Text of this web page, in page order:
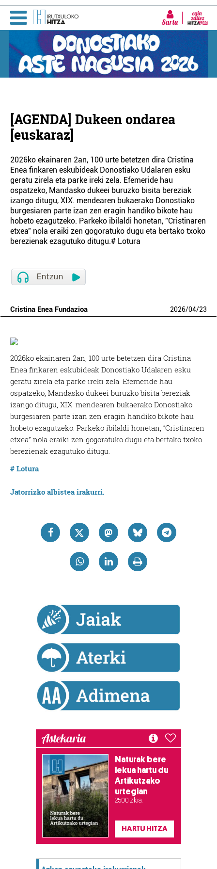
Sartu
[AGENDA] Dukeen ondarea
[euskaraz]
2026ko ekainaren 2an, 100 urte betetzen dira Cristina
Enea finkaren eskubideak Donostiako Udalaren esku
geratu zirela eta parke ireki zela. Efemeride hau
ospatzeko, Mandasko dukeei buruzko bisita bereziak
izango ditugu, XIX. mendearen bukaerako Donostiako
burgesiaren parte izan zen eragin handiko bikote hau
hobeto ezagutzeko. Parkeko ibilaldi honetan, "Cristinaren
etxea" nola eraiki zen gogoratuko dugu eta bertako txoko
berezienak ezagutuko ditugu.# Lotura
Cristina Enea Fundazioa 2026/04/23
2026ko ekainaren 2an, 100 urte betetzen dira Cristina
Enea finkaren eskubideak Donostiako Udalaren esku
geratu zirela eta parke ireki zela. Efemeride hau
ospatzeko, Mandasko dukeei buruzko bisita bereziak
izango ditugu, XIX. mendearen bukaerako Donostiako
burgesiaren parte izan zen eragin handiko bikote hau
hobeto ezagutzeko. Parkeko ibilaldi honetan, “Cristinaren
etxea” nola eraiki zen gogoratuko dugu eta bertako txoko
berezienak ezagutuko ditugu.
# Lotura
Jatorrizko albistea irakurri.
Astekaria
Naturak bere
lekua hartu du
Artikutzako
urtegian
2.500 zkia.
HARTU HITZA